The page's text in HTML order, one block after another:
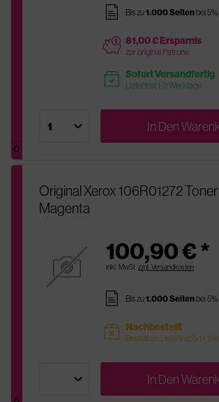
pages Bis zu1.000 Seitenbei
price 81,00 € Ersparnis
zur original Patrone
readytoship Sofort Versandfertig
Lieferfrist 1-3 Werktage
In Den
Original Xerox 106R01272 Toner
Magenta
100,90 € *
inkl. MwSt. zzgl. Versandkosten
pages Bis zu1.000 Seitenbei
sold Nachbestellt
Bestellbar, Lieferfrist 5-14
In Den